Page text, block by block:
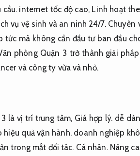
internet tốc độ cao, Linh hoạt
vụ vệ sinh và an ninh 24/7. Chuyên
mà không cần đầu tư ban đầu
phòng Quận 3 trở thành giải
và công ty vừa và nhỏ.
là vị trí trung tâm, Giá hợp lý. dễ
hiệu quả vận hành.doanh nghiệp
trong mắt đối tác. Cá nhân. Nâng